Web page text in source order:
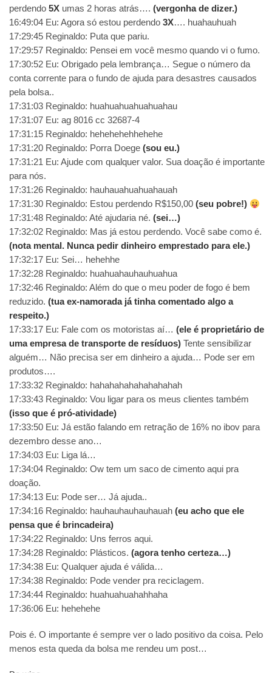
perdendo 5X umas 2 horas atrás…. (vergonha de dizer.)
16:49:04 Eu: Agora só estou perdendo 3X…. huahauhuah
17:29:45 Reginaldo: Puta que pariu.
17:29:57 Reginaldo: Pensei em você mesmo quando vi o fumo.
17:30:52 Eu: Obrigado pela lembrança… Segue o número da
conta corrente para o fundo de ajuda para desastres causados
pela bolsa..
17:31:03 Reginaldo: huahuahuahuahuahau
17:31:07 Eu: ag 8016 cc 32687-4
17:31:15 Reginaldo: hehehehehhehehe
17:31:20 Reginaldo: Porra Doege (sou eu.)
17:31:21 Eu: Ajude com qualquer valor. Sua doação é importante
para nós.
17:31:26 Reginaldo: hauhauahuahuahauah
17:31:30 Reginaldo: Estou perdendo R$150,00 (seu pobre!)
17:31:48 Reginaldo: Até ajudaria né. (sei…)
17:32:02 Reginaldo: Mas já estou perdendo. Você sabe como é.
(nota mental. Nunca pedir dinheiro emprestado para ele.)
17:32:17 Eu: Sei… hehehhe
17:32:28 Reginaldo: huahuahauhauhuahua
17:32:46 Reginaldo: Além do que o meu poder de fogo é bem
reduzido. (tua ex-namorada já tinha comentado algo a
respeito.)
17:33:17 Eu: Fale com os motoristas aí… (ele é proprietário de
uma empresa de transporte de resíduos) Tente sensibilizar
alguém… Não precisa ser em dinheiro a ajuda… Pode ser em
produtos….
17:33:32 Reginaldo: hahahahahahahahahah
17:33:43 Reginaldo: Vou ligar para os meus clientes também
(isso que é pró-atividade)
17:33:50 Eu: Já estão falando em retração de 16% no ibov para
dezembro desse ano…
17:34:03 Eu: Liga lá…
17:34:04 Reginaldo: Ow tem um saco de cimento aqui pra
doação.
17:34:13 Eu: Pode ser… Já ajuda..
17:34:16 Reginaldo: hauhauhauhauhauah (eu acho que ele
pensa que é brincadeira)
17:34:22 Reginaldo: Uns ferros aqui.
17:34:28 Reginaldo: Plásticos. (agora tenho certeza…)
17:34:38 Eu: Qualquer ajuda é válida…
17:34:38 Reginaldo: Pode vender pra reciclagem.
17:34:44 Reginaldo: huahuahuahahhaha
17:36:06 Eu: hehehehe
Pois é. O importante é sempre ver o lado positivo da coisa. Pelo
menos esta queda da bolsa me rendeu um post…